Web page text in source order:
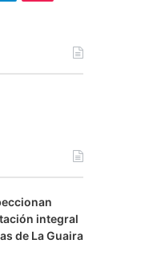
a
m
integral
de La Guaira